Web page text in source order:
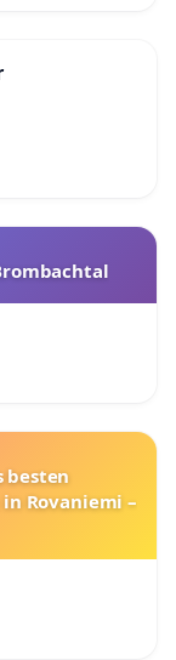
besten
Rovaniemi –